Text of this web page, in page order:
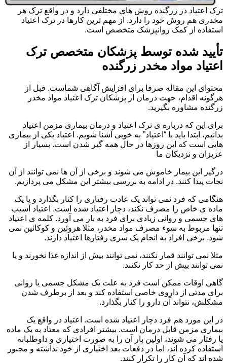
ترک اعتیاد در زرگنده روش های مختلفی دارد و در واقع ترک هر
مخدری هم روش خود را دارد. از مهم ترین کارها در ترک اعتیاد
استفاده از کمک روانپزشک متخصص است.
تأیید شده توسط پزشکان متخصص ترک
اعتیاد مواد مخدر زرگنده
محتوای این مقاله صرفا برای افزایش آگاهی شماست. قبل از
هرگونه اقدام، جهت درمان از پزشکان ترک اعتیاد مواد مخدر
زرگنده مشاوره بگیرید.
برای این که درباره ی ترک اعتیاد و درمان بیماری مزمن اعتیاد
بدانیم، ابتدا باید با “اعتیاد” به خوبی آشنا شویم. اعتیاد یکی از بیماری
هایی است که این روزها در حال همه گیر شدن است. بسیار از
عزیزان و نزدیکان ما
درگیر این بیمار خاموش می شوند و برخی از آن ها نمی توانند از آن
نجات پیدا کنند. در ادامه به بررسی بیشتر این مشکل می پردازیم.
هنگامی که فرد نمی تواند یک عادت رفتاری را کنار بگذارد و یا یک
ماده ی خاص را مصرف نکند، دچار اعتیاد شده است. اعتیاد آسیب
های جسمی و روانی زیادی برای فرد به بار می آورد. کلمه ی اعتیاد
تنها مربوط به سوء مصرف مواد مخدر، مثلا هروئین و کوکائین نمی
شود. برخی افراد به انجام یک سری رفتارها اعتیاد دارند.
مثلا نمی توانند قمار نکنند، نمی توانند بیش از اندازه غذا نخورند و یا
نمی توانند بیش از حد کار نکنند.
گاهی اوقات ممکن است فرد به علت یک مشکل جسمی یا روانی
برای مدتی از داروی خاصی استفاده کند و بعد از برطرف شدن
مشکلش، نتواند آن دارو را کنار بگذارد.
در این مورد هم فرد دچار اعتیاد شده است. اعتیاد در واقع یک
بیماری مزمن قابل درمان است. بیشتر افرادی که معتاد به یک ماده
یا رفتار می شوند، اولین بار آن را به صورت اختیاری و داوطلبانه
استفاده کرده اند، اما در دفعات بعد اختیاری از خود نداشته و مجبور
شده اند که آن کار را تکرار کنند.